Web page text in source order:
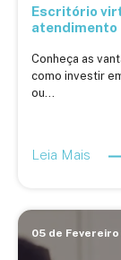
Escritório
atendimento
Conheça as
como investir
ou...
Leia Mais
05 de Fevereiro